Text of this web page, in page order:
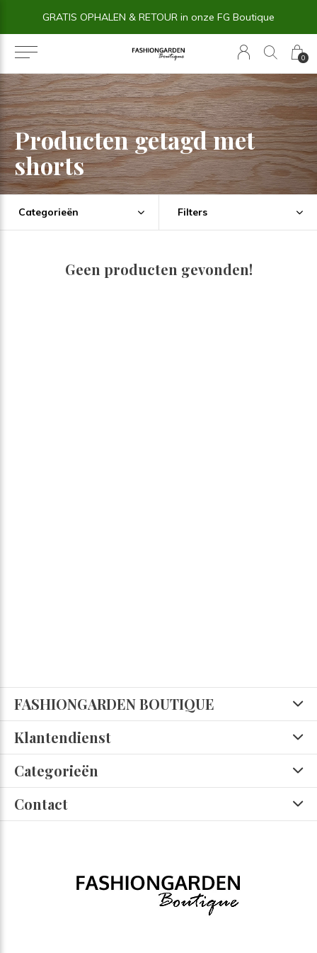
0
GRATIS OPHALEN & RETOUR in onze FG Boutique
Producten getagd met
shorts
Categorieën Filters
Geen producten gevonden!
FASHIONGARDEN BOUTIQUE
Klantendienst
Categorieën
Contact